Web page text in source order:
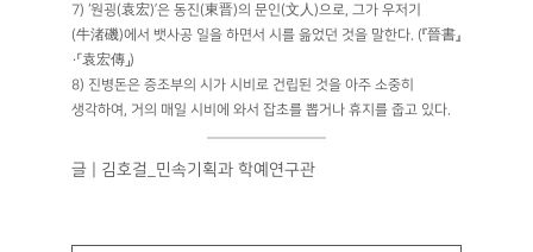
7) ‘원굉(袁宏)’은 동진(東晋)의 문인(文人)으로, 그가 우저기
(牛渚磯)에서 뱃사공 일을 하면서 시를 읊었던 것을 말한다. (『晉書』
·「袁宏傳」)
8) 진병돈은 증조부의 시가 시비로 건립된 것을 아주 소중히
생각하여, 거의 매일 시비에 와서 잡초를 뽑거나 휴지를 줍고 있다.
글 | 김호걸_민속기획과 학예연구관